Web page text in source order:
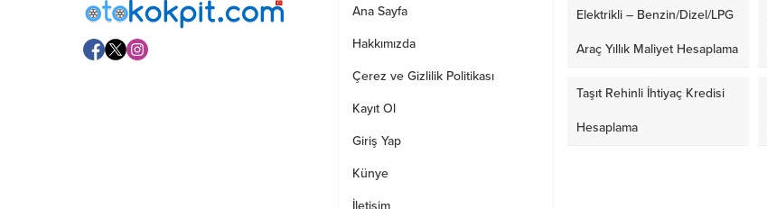
Ana Sayfa
Hakkımızda
Çerez ve Gizlilik Politikası
Kayıt Ol
Giriş Yap
Künye
İletişim
Elektrikli – Benzin/Dizel/LPG
Araç Yıllık Maliyet Hesaplama
Taşıt Rehinli İhtiyaç Kredisi
Hesaplama